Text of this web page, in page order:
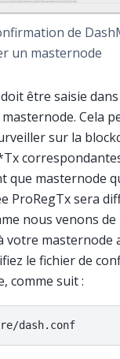
de
un masternode
être saisie
Cela
sur la
que masternode
ProRegTx sera
nous venons de
votre masternode
le fichier de
comme suit :